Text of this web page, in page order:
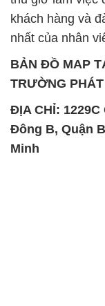
khách hàng và
nhất của nhân
BẢN ĐỒ MAP
TRƯỜNG PHÁT
ĐỊA CHỈ:
Đông B, Quận
Minh